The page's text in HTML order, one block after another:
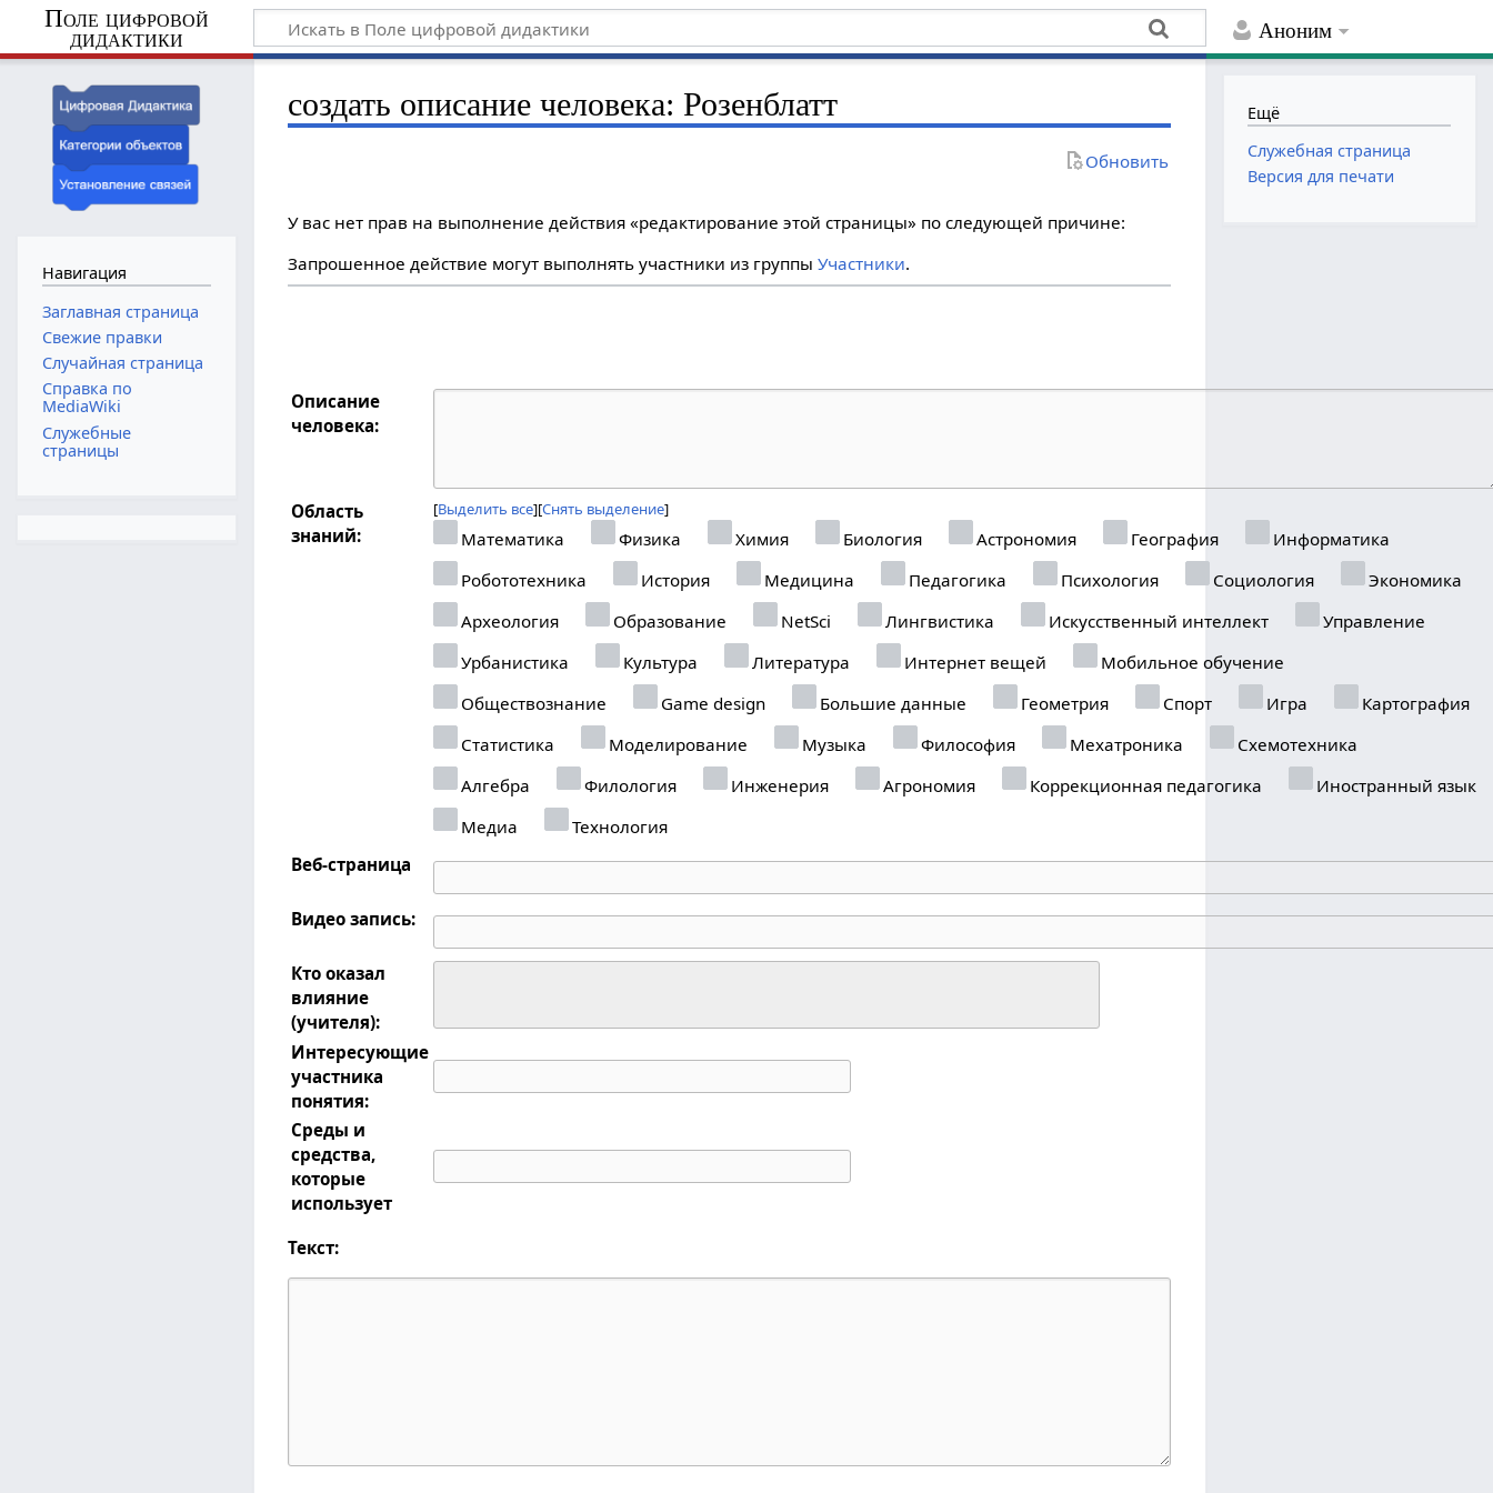
Аноним
Поле цифровой
дидактики
создать описание человека: Розенблатт
Обновить
У вас нет прав на выполнение действия «редактирование этой страницы» по следующей причине:
Запрошенное действие могут выполнять участники из группыУчастники.
Описание
человека:
Область
знаний:
Выделить все Снять выделение
Математика Физика Химия Биология Астрономия География
Информатика
Робототехника
История Медицина Педагогика Психология Социология
Экономика
Археология
Образование NetSci Лингвистика Искусственный интеллект
Управление
Урбанистика
Культура Литература Интернет вещей
Мобильное обучение
Обществознание
Game design Большие данные Геометрия Спорт Игра
Картография
Статистика
Моделирование Музыка Философия Мехатроника
Схемотехника
Алгебра
Филология Инженерия Агрономия Коррекционная педагогика
Иностранный язык
Медиа
Технология
Веб-страница
Видео запись:
Кто оказал
влияние
(учителя):
Интересующие
участника
понятия:
Среды и
средства,
которые
использует
Текст:
Навигация
Заглавная страница
Свежие правки
Случайная страница
Справка по
MediaWiki
Служебные
страницы
Ещё
Служебная страница
Версия для печати